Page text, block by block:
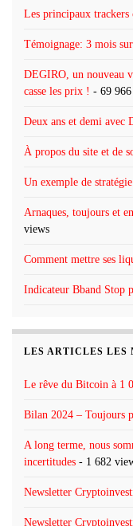
Les principaux trackers
Témoignage: 3 mois
DEGIRO, un nouveau
casse les prix ! - 69
Deux ans et demi avec
À propos du site et de
Un exemple de
Arnaques, toujours et
views
Comment mettre ses
Indicateur Bband Stop
LES ARTICLES LES
Le rêve du Bitcoin à 1
Bilan 2024 – Toujours
A long terme, nous
incertitudes - 1 682
Newsletter
Newsletter